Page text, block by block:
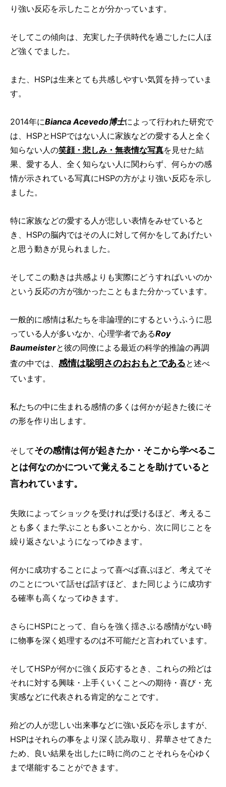
り強い反応を示したことが分かっています。
そしてこの傾向は、充実した子供時代を過ごしたに人ほ
ど強くでました。
また、HSPは生来とても共感しやすい気質を持っていま
す。
2014年にBianca Acevedo博士によって行われた研究で
は、HSPとHSPではない人に家族などの愛する人と全く
知らない人の笑顔・悲しみ・無表情な写真を見せた結
果、愛する人、全く知らない人に関わらず、何らかの感
情が示されている写真にHSPの方がより強い反応を示し
ました。
特に家族などの愛する人が悲しい表情をみせていると
き、HSPの脳内ではその人に対して何かをしてあげたい
と思う動きが見られました。
そしてこの動きは共感よりも実際にどうすればいいのか
という反応の方が強かったこともまた分かっています。
一般的に感情は私たちを非論理的にするというふうに思
っている人が多いなか、心理学者であるRoy
Baumeisterと彼の同僚による最近の科学的推論の再調
査の中では、 感情は聡明さのおおもとであると述べ
ています。
私たちの中に生まれる感情の多くは何かが起きた後にそ
の形を作り出します。
そしてその感情は何が起きたか・そこから学べるこ
とは何なのかについて覚えることを助けていると
言われています。
失敗によってショックを受ければ受けるほど、考えるこ
とも多くまた学ぶことも多いことから、次に同じことを
繰り返さないようになってゆきます。
何かに成功することによって喜べば喜ぶほど、考えてそ
のことについて話せば話すほど、また同じように成功す
る確率も高くなってゆきます。
さらにHSPにとって、自らを強く揺さぶる感情がない時
に物事を深く処理するのは不可能だと言われています。
そしてHSPが何かに強く反応するとき、これらの殆どは
それに対する興味・上手くいくことへの期待・喜び・充
実感などに代表される肯定的なことです。
殆どの人が悲しい出来事などに強い反応を示しますが、
HSPはそれらの事をより深く読み取り、昇華させてきた
ため、良い結果を出したに時に尚のことそれらを心ゆく
まで堪能することができます。